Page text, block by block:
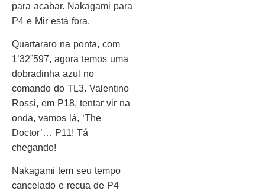
para acabar. Nakagami para
P4 e Mir está fora.
Quartararo na ponta, com
1’32”597, agora temos uma
dobradinha azul no
comando do TL3. Valentino
Rossi, em P18, tentar vir na
onda, vamos lá, ‘The
Doctor’… P11! Tá
chegando!
Nakagami tem seu tempo
cancelado e recua de P4